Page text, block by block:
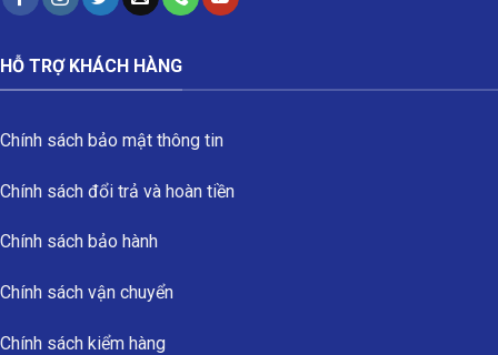
HỖ TRỢ KHÁCH HÀNG
Chính sách bảo mật thông tin
Chính sách đổi trả và hoàn tiền
Chính sách bảo hành
Chính sách vận chuyển
Chính sách kiểm hàng